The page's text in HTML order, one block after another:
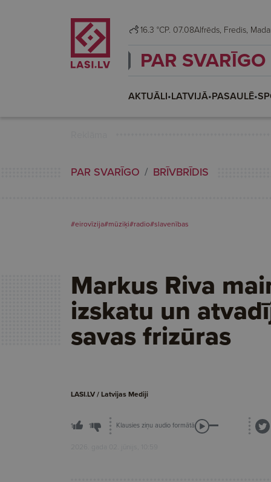
16.3 °CP. 07.08 Alfrēds, Fredis,
PAR SVARĪGO
AKTUĀLI•LATVIJĀ•PASAULĒ•
PAR SVARĪGO BRĪVBRĪDIS
#eirovīzija#mūziķi#radio#slavenības
Markus Riva
izskatu un
savas frizūras
LASI.LV / Latvijas Mediji
1 1 Klausies ziņu audio formātā
2026. gada 02. jūnijs, 10:59